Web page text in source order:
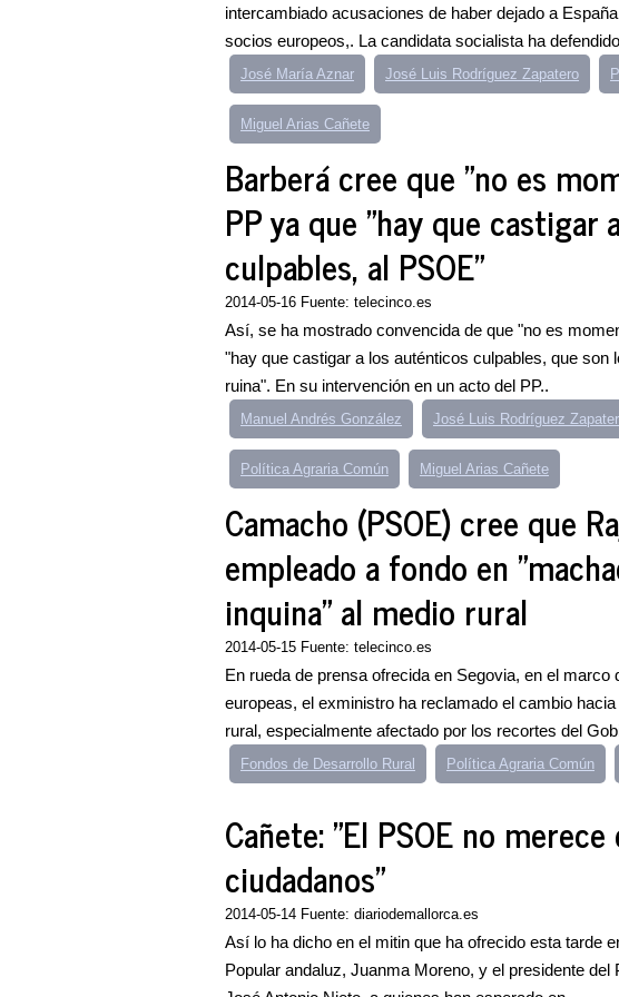
intercambiado acusaciones de haber dejado a
socios europeos,. La candidata socialista ha
José María Aznar José Luis Rodríguez Zapatero
Miguel Arias Cañete
Barberá cree que "no es
PP ya que "hay que castigar
culpables, al PSOE"
2014-05-16 Fuente: telecinco.es
Así, se ha mostrado convencida de que "no es
"hay que castigar a los auténticos culpables, que son
ruina". En su intervención en un acto del PP..
Manuel Andrés González José Luis Rodríguez
Política Agraria Común Miguel Arias Cañete
Camacho (PSOE) cree que
empleado a fondo en
inquina" al medio rural
2014-05-15 Fuente: telecinco.es
En rueda de prensa ofrecida en Segovia, en el
europeas, el exministro ha reclamado el cambio
rural, especialmente afectado por los recortes del
Fondos de Desarrollo Rural Política Agraria Común
Cañete: "El PSOE no
ciudadanos"
2014-05-14 Fuente: diariodemallorca.es
Así lo ha dicho en el mitin que ha ofrecido esta tarde
Popular andaluz, Juanma Moreno, y el presidente